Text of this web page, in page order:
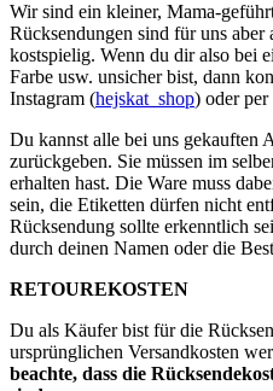
Wir sind ein kleiner, Mama-
Rücksendungen sind für uns
kostspielig. Wenn du dir also bei
Farbe usw. unsicher bist, dann
Instagram (hejskat_shop) oder
Du kannst alle bei uns gekauften
zurückgeben. Sie müssen im
erhalten hast. Die Ware muss
sein, die Etiketten dürfen nicht
Rücksendung sollte erkenntlich
durch deinen Namen oder die
RETOUREKOSTEN
Du als Käufer bist für die
ursprünglichen Versandkosten
beachte, dass die